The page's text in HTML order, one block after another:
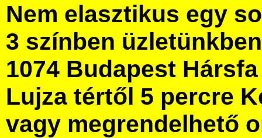
Nem elasztikus egy
3 színben
1074 Budapest
Lujza tértől 5 percre
vagy megrendelhető